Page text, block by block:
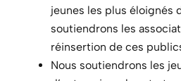
jeunes les plus éloignés
soutiendrons les
réinsertion de ces
Nous soutiendrons les